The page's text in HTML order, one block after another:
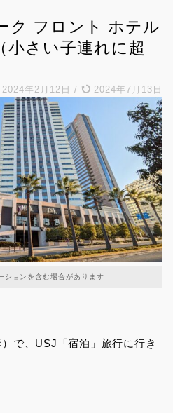
ク フロント ホテル
小さい子連れに超
2024年2月12日 / 2024年7月13日
ションを含む場合があります
で、USJ「宿泊」旅行に行き